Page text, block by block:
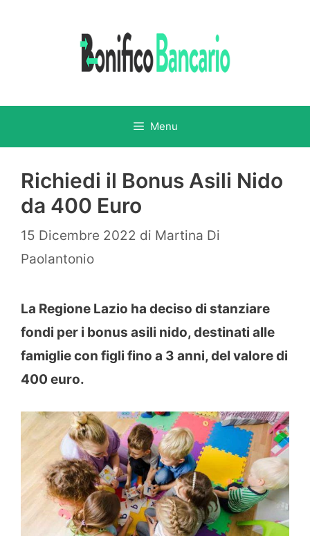
Menu
Richiedi il Bonus Asili Nido
da 400 Euro
15 Dicembre 2022 di Martina Di
Paolantonio
La Regione Lazio ha deciso di stanziare
fondi per i bonus asili nido, destinati alle
famiglie con figli fino a 3 anni, del valore di
400 euro.